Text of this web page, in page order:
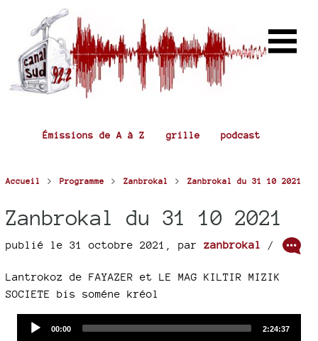
Émissions de A à Z grille podcast
Accueil > Programme > Zanbrokal > Zanbrokal du 31 10 2021
Zanbrokal du 31 10 2021
publié le 31 octobre 2021 par zanbrokal /
Lantrokoz de FAYAZER et LE MAG KILTIR MIZIK
SOCIETE bis soméne kréol
Current
00:00
Total
2:24:37